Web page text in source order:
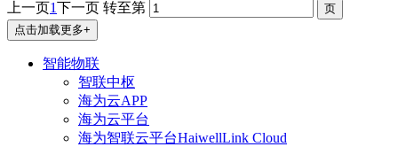
上一页1下一页 转至第
点击加载更多+
智能物联
智联中枢
海为云APP
海为云平台
海为智联云平台HaiwellLink Cloud